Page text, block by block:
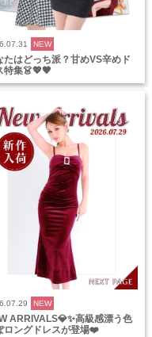
NEW
たはどっち派？甘めVS辛めド
特集👗💖🖤
NEW
ARRIVALS💎✨高級感漂う色
ロングドレスが登場❤️